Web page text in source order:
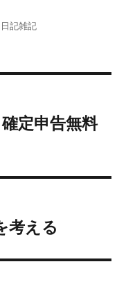
カ
日記雑記
定申告無料
考える